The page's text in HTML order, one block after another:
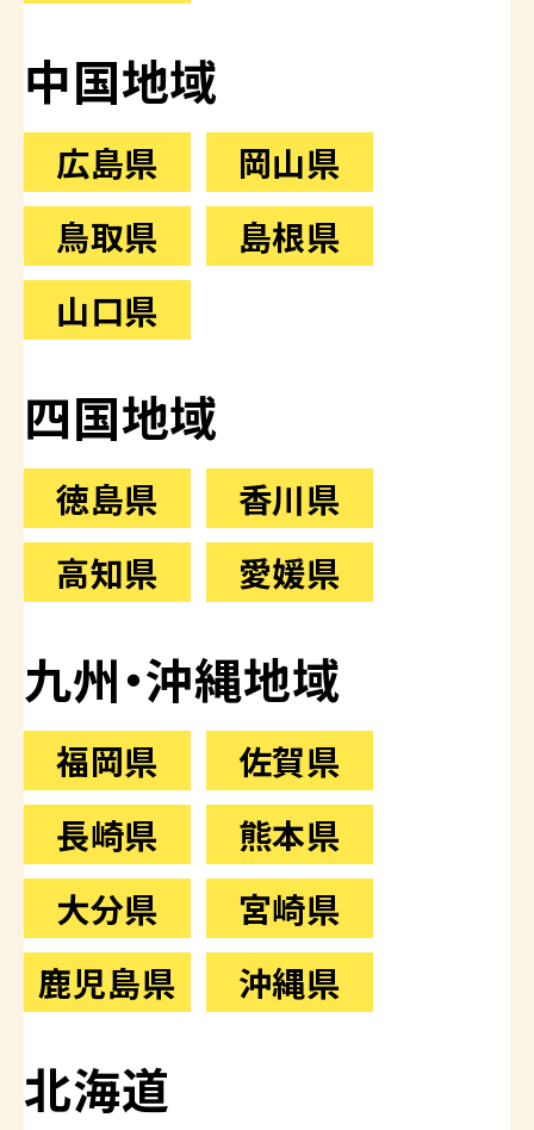
中国地域
広島県
岡山県
鳥取県
島根県
山口県
四国地域
徳島県
香川県
高知県
愛媛県
九州・沖縄地域
福岡県
佐賀県
長崎県
熊本県
大分県
宮崎県
鹿児島県
沖縄県
北海道